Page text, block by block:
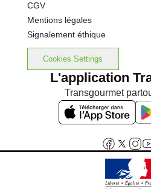
CGV
Mentions légales
Signalement éthique
Cookies Settings
L'application
Transgourmet